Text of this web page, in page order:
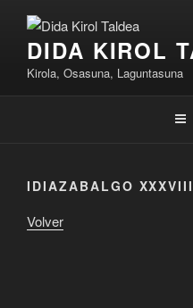
contenidoDIDA KIROL
Kirola, Osasuna, Laguntasuna
IDIAZABALGO
Volver